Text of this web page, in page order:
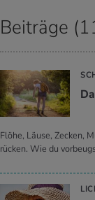
Beiträge
Flöhe, Läuse, Zecken,
rücken. Wie du